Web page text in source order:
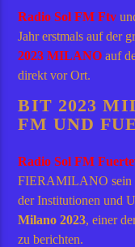
Radio Sol FM Ftv
Jahr erstmals auf der
2023 MILANO auf
direkt vor Ort.
BIT 2023
FM UND
Radio Sol FM
FIERAMILANO sein
der Institutionen und
Milano 2023, einer
zu berichten.